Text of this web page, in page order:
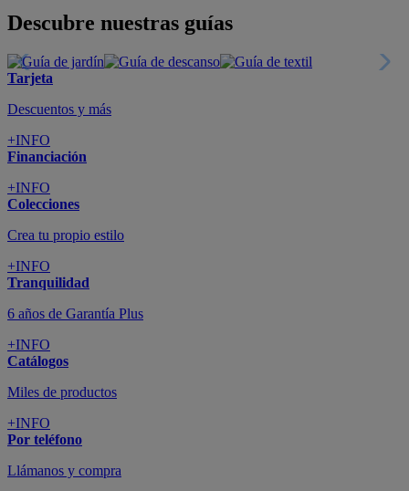
Descubre nuestras guías
Tarjeta
Descuentos y más
+INFO
Financiación
+INFO
Colecciones
Crea tu propio estilo
+INFO
Tranquilidad
6 años de Garantía Plus
+INFO
Catálogos
Miles de productos
+INFO
Por teléfono
Llámanos y compra